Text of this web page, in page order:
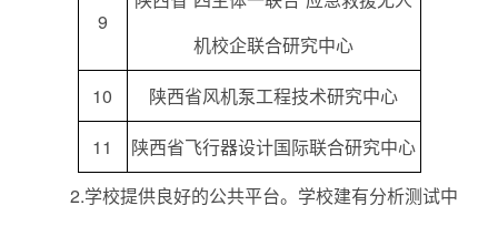
9
机校企联合研究中心
10
陕西省风机泵工程技术研究中心
11
陕西省飞行器设计国际联合研究中心
2.学校提供良好的公共平台。学校建有分析测试中